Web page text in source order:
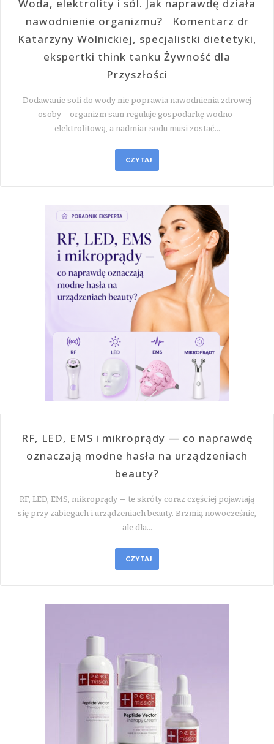
Woda, elektrolity i sól. Jak naprawdę działa
nawodnienie organizmu? Komentarz dr
Katarzyny Wolnickiej, specjalistki dietetyki,
ekspertki think tanku Żywność dla
Przyszłości
Dodawanie soli do wody nie poprawia nawodnienia zdrowej
osoby – organizm sam reguluje gospodarkę wodno-
elektrolitową, a nadmiar sodu musi zostać…
CZYTAJ
RF, LED, EMS i mikroprądy — co naprawdę
oznaczają modne hasła na urządzeniach
beauty?
RF, LED, EMS, mikroprądy — te skróty coraz częściej pojawiają
się przy zabiegach i urządzeniach beauty. Brzmią nowocześnie,
ale dla…
CZYTAJ